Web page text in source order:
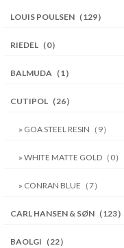
LOUIS POULSEN（129）
RIEDEL（0）
BALMUDA（1）
CUTIPOL（26）
» GOA STEEL RESIN（9）
» WHITE MATTE GOLD（0）
» CONRAN BLUE（7）
CARL HANSEN & SØN（123）
BAOLGI（22）